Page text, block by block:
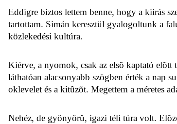
Eddigre biztos lettem benne, hogy a kiírás
tartottam. Simán keresztül gyalogoltunk a
közlekedési kultúra.
Kiérve, a nyomok, csak az elsõ kaptató elõtt
láthatóan alacsonyabb szögben érték a nap
oklevelet és a kitûzõt. Megettem a méretes
Nehéz, de gyönyörû, igazi téli túra volt.